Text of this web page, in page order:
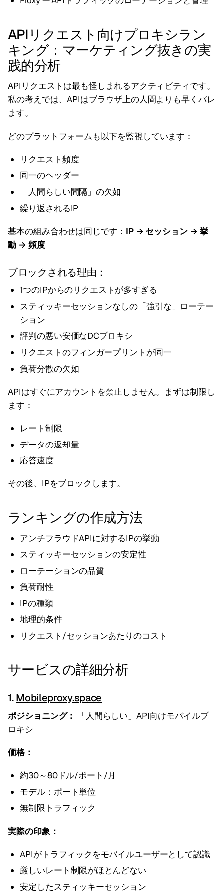
APIリクエスト向けプロキシラン
キング：マーケティング抜きの実
践的分析
APIリクエストは最も怪しまれるアクティビティです。
私の考えでは、APIはブラウザ上の人間よりも早くバレ
ます。
どのプラットフォームも以下を監視しています：
リクエスト頻度
同一のヘッダー
「人間らしい間隔」の欠如
繰り返されるIP
基本の組み合わせは同じです： IP → セッション → 挙
動 → 頻度
ブロックされる理由：
1つのIPからのリクエストが多すぎる
スティッキーセッションなしの「強引な」ローテー
ション
評判の悪い安価なDCプロキシ
リクエストのフィンガープリントが同一
負荷分散の欠如
APIはすぐにアカウントを禁止しません。まずは制限し
ます：
レート制限
データの返却量
応答速度
その後、IPをブロックします。
ランキングの作成方法
アンチフラウドAPIに対するIPの挙動
スティッキーセッションの安定性
ローテーションの品質
負荷耐性
IPの種類
地理的条件
リクエスト/セッションあたりのコスト
サービスの詳細分析
1.Mobileproxy.space
ポジショニング：
「人間らしい」API向けモバイルプ
ロキシ
価格：
約30～80ドル/ポート/月
モデル：ポート単位
無制限トラフィック
実際の印象：
APIがトラフィックをモバイルユーザーとして認識
厳しいレート制限がほとんどない
安定したスティッキーセッション